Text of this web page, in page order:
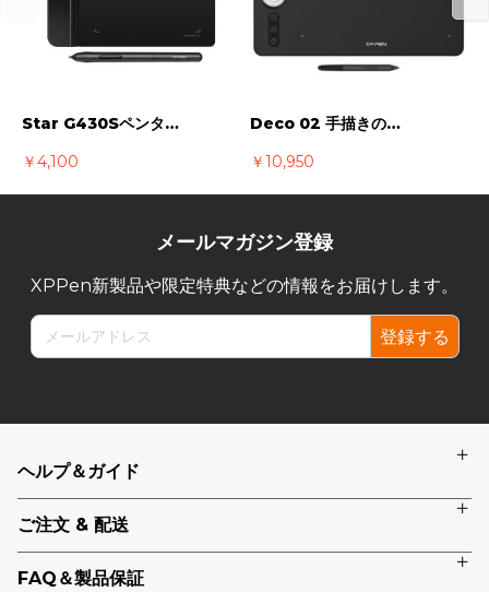
Star G430Sペンタブレット イラスト入門、osu!ゲーム、電子署名、メモ用、オンライン教育、在宅勤務対応
￥4,100
Deco 02 手描きのアナログ感とデジタルの両方の良さを活かしたペンタブレット 公式ストア限定保証期間18ケ月
￥10,950
メールマガジン登録
XPPen新製品や限定特典などの情報をお届けします。
登録する
ヘルプ＆ガイド
ご注文 & 配送
FAQ＆製品保証